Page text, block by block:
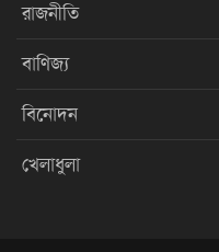
রাজনীতি
বাণিজ্য
বিনোদন
খেলাধুলা